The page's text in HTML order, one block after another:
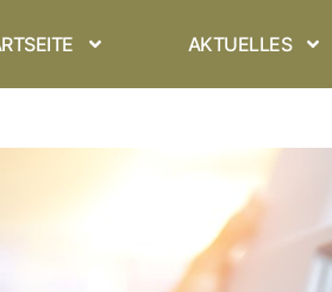
AKTUELLES